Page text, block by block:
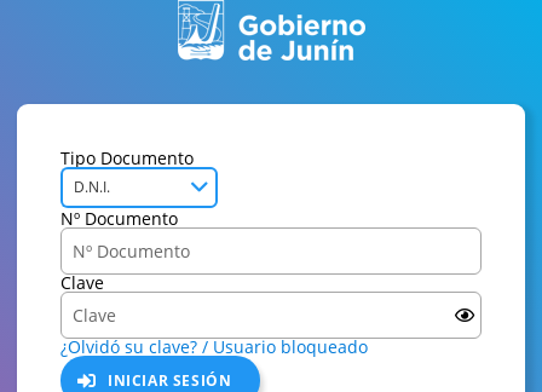
Tipo Documento
D.N.I.
Nº Documento
Clave
¿Olvidó su clave? / Usuario bloqueado
INICIAR SESIÓN